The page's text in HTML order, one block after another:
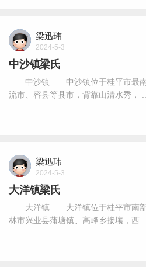
梁迅玮
2024-5-3
中沙镇梁氏
中沙镇 中沙镇位于桂平市最南
流市、容县等县市，背靠山清水秀， ...
梁迅玮
2024-5-3
大洋镇梁氏
大洋镇 大洋镇位于桂平市南部
林市兴业县蒲塘镇、高峰乡接壤，西 ...